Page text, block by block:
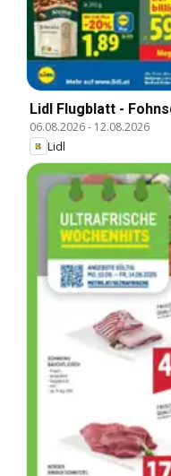
Lidl Flugblatt -
06.08.2026- 12.08.2026
Lidl